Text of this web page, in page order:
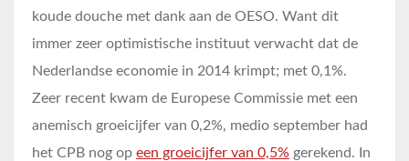
koude douche met dank aan de OESO. Want dit
immer zeer optimistische instituut verwacht dat de
Nederlandse economie in 2014 krimpt; met 0,1%.
Zeer recent kwam de Europese Commissie met een
anemisch groeicijfer van 0,2%, medio september had
het CPB nog op een groeicijfer van 0,5% gerekend. In